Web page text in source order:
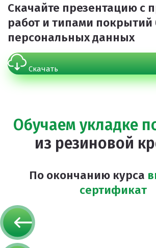
Скачайте презентацию с
работ и типами покрытий
персональных данных
Скачать
Обучаем укладке
из резиновой
По окончанию курса
сертификат